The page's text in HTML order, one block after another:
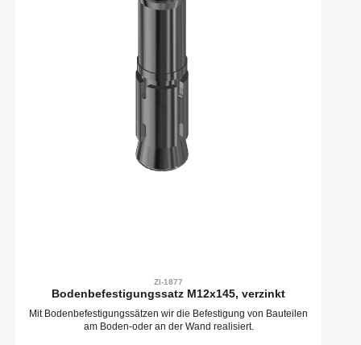
ZI-1877
Bodenbefestigungssatz M12x145, verzinkt
Mit Bodenbefestigungssätzen wir die Befestigung von Bauteilen
am Boden-oder an der Wand realisiert.